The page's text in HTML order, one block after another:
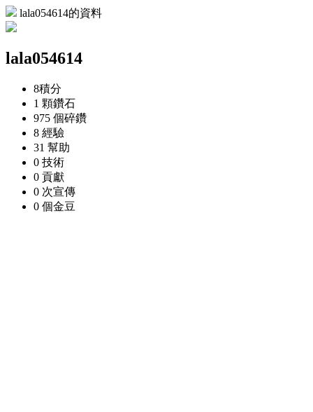
lala054614的資料
lala054614
8積分
1 顆鑽石
975 個碎鑽
8 經驗
31 幫助
0 技術
0 貢獻
0 次宣傳
0 個金豆